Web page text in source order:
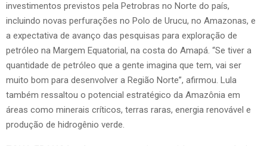
investimentos previstos pela Petrobras no Norte do país,
incluindo novas perfurações no Polo de Urucu, no Amazonas, e
a expectativa de avanço das pesquisas para exploração de
petróleo na Margem Equatorial, na costa do Amapá. “Se tiver a
quantidade de petróleo que a gente imagina que tem, vai ser
muito bom para desenvolver a Região Norte”, afirmou. Lula
também ressaltou o potencial estratégico da Amazônia em
áreas como minerais críticos, terras raras, energia renovável e
produção de hidrogênio verde.